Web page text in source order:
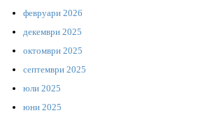
февруари 2026
декември 2025
октомври 2025
септември 2025
юли 2025
юни 2025